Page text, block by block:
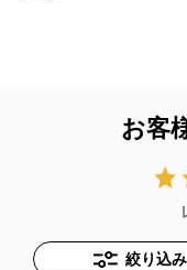
お客
絞り込み